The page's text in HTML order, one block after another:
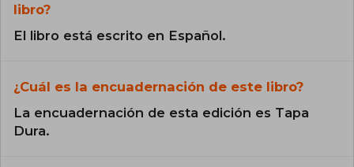
libro?
El libro está escrito en Español.
¿Cuál es la encuadernación de este libro?
La encuadernación de esta edición es Tapa
Dura.